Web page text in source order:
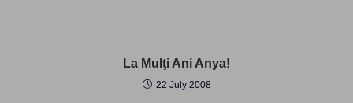
La Mulţi Ani Anya!
22 July 2008